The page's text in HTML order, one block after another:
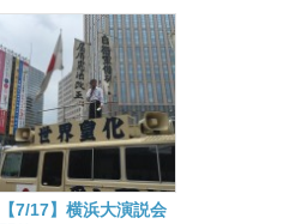
【7/17】横浜大演説会